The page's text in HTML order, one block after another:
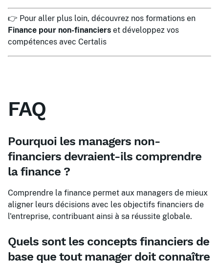
👉 Pour aller plus loin, découvrez nos formations en
Finance pour non-financiers et développez vos
compétences avec Certalis
FAQ
Pourquoi les managers non-
financiers devraient-ils comprendre
la finance ?
Comprendre la finance permet aux managers de mieux
aligner leurs décisions avec les objectifs financiers de
l'entreprise, contribuant ainsi à sa réussite globale.
Quels sont les concepts financiers de
base que tout manager doit connaître